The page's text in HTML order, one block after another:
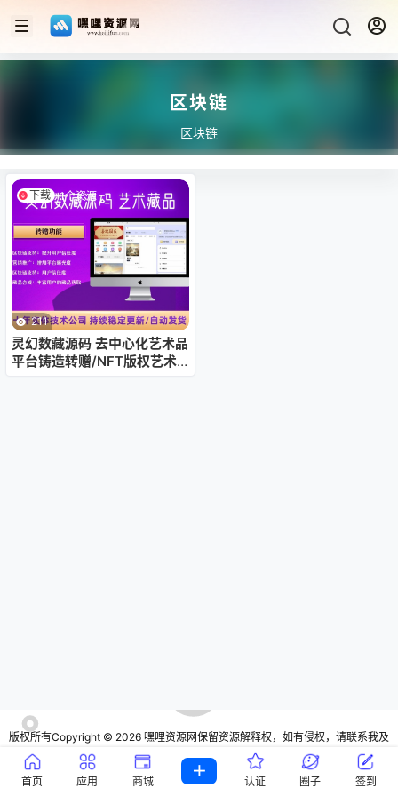
区块链
区块链
下载 1个资源
211
灵幻数藏源码 去中心化艺术品
平台铸造转赠/NFT版权艺术
版权所有Copyright © 2026 嘿哩资源网保留资源解释权，如有侵权，请联系我及
时处理
宁ICP备16000147号 ・
宁公网安备64010602000805号
查询 13 次，耗时 0.5592 秒
首页 应用 商城 认证 圈子 签到